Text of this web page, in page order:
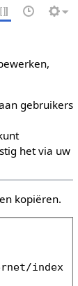
gebruikers
het via uw
kopiëren.